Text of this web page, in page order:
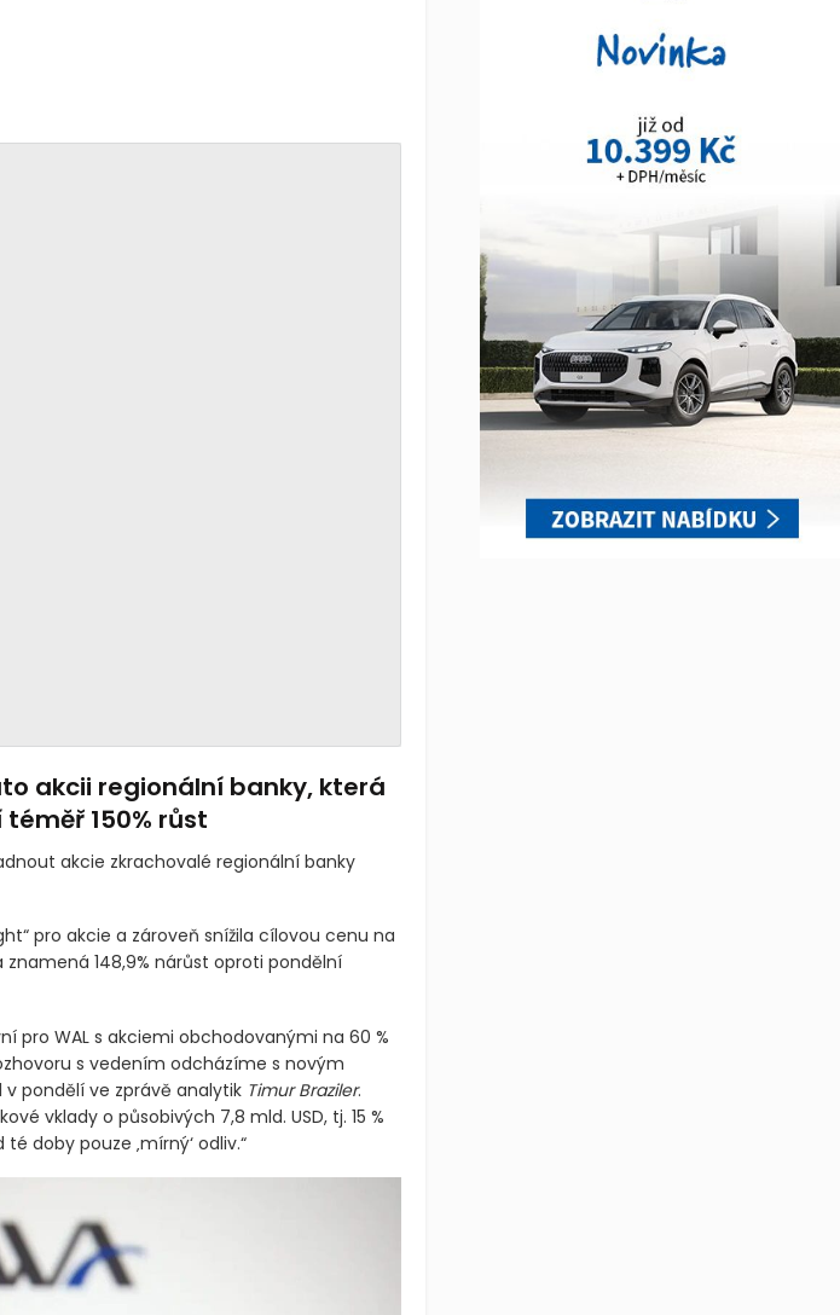
akcii regionální banky, která
150% růst
akcie zkrachovalé regionální banky
pro akcie a zároveň snížila cílovou cenu na
znamená 148,9% nárůst oproti pondělní
pro WAL s akciemi obchodovanými na 60 %
s vedením odcházíme s novým
pondělí ve zprávě analytik Timur Braziler.
vklady o působivých 7,8 mld. USD, tj. 15 %
doby pouze ‚mírný‘ odliv.“